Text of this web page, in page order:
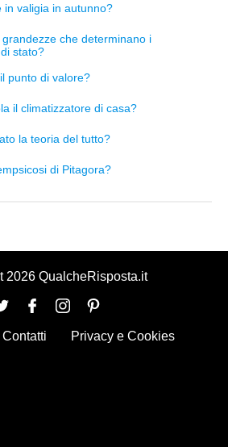
in valigia in autunno?
che determinano i
stato?
punto di valore?
il climatizzatore di casa?
la teoria del tutto?
di Pitagora?
2026 QualcheRisposta.it
Contatti Privacy e Cookies